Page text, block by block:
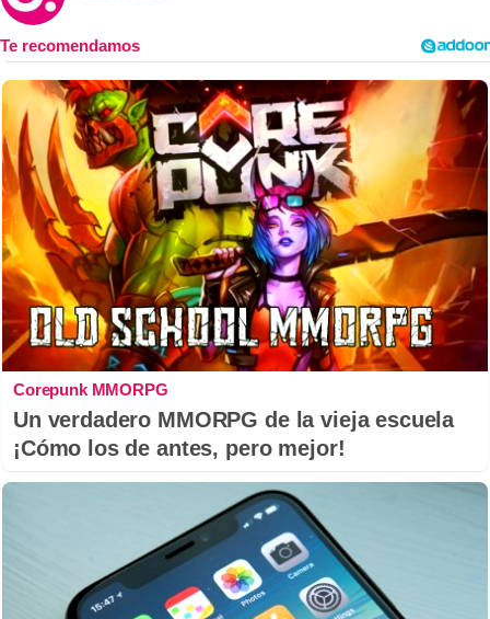
Corepunk MMORPG
Un verdadero MMORPG de la vieja escuela
¡Cómo los de antes, pero mejor!